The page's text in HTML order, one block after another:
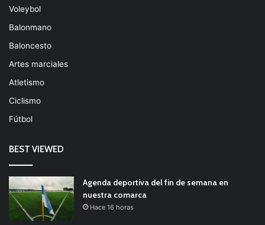
Voleybol
Balonmano
Baloncesto
Artes marciales
Atletismo
Ciclismo
Fútbol
BEST VIEWED
Agenda deportiva del fin de semana en
nuestra comarca
Hace 16 horas